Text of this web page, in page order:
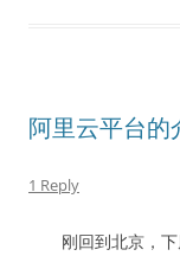
阿里云平台的
1 Reply
刚回到北京，下